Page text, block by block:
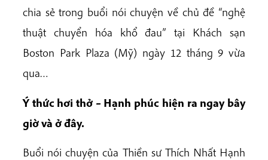
chia sẻ trong buổi nói chuyện về chủ đề “nghệ
thuật chuyển hóa khổ đau” tại Khách sạn
Boston Park Plaza (Mỹ) ngày 12 tháng 9 vừa
qua…
Ý thức hơi thở – Hạnh phúc hiện ra ngay bây
giờ và ở đây.
Buổi nói chuyện của Thiền sư Thích Nhất Hạnh